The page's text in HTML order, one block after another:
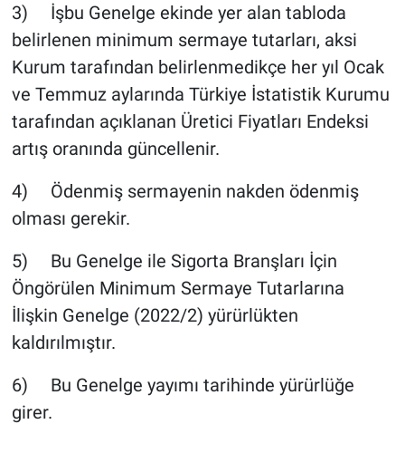
3) İşbu Genelge ekinde yer alan tabloda
belirlenen minimum sermaye tutarları, aksi
Kurum tarafından belirlenmedikçe her yıl Ocak
ve Temmuz aylarında Türkiye İstatistik Kurumu
tarafından açıklanan Üretici Fiyatları Endeksi
artış oranında güncellenir.
4) Ödenmiş sermayenin nakden ödenmiş
olması gerekir.
5) Bu Genelge ile Sigorta Branşları İçin
Öngörülen Minimum Sermaye Tutarlarına
İlişkin Genelge (2022/2) yürürlükten
kaldırılmıştır.
6) Bu Genelge yayımı tarihinde yürürlüğe
girer.